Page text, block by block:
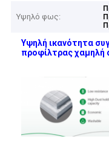
Υψηλό φως:
Υψηλή ικανότητα
προφίλτρας χαμηλή